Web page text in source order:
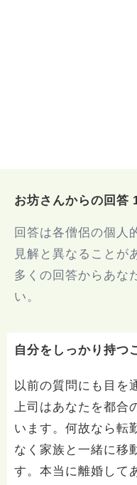
お坊さんからの回答
回答は各僧侶の個人
見解と異なることが
多くの回答からあな
い。
自分をしっかり持つ
以前の質問にも目を
上司はあなたを都合
います。何故なら転
なく家族と一緒に移
す。本当に離婚して